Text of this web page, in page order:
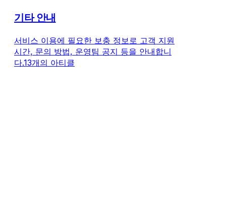
기타 안내
서비스 이용에 필요한 보충 정보로 고객 지원
시간, 문의 방법, 운영팀 공지 등을 안내합니
다.13개의 아티클